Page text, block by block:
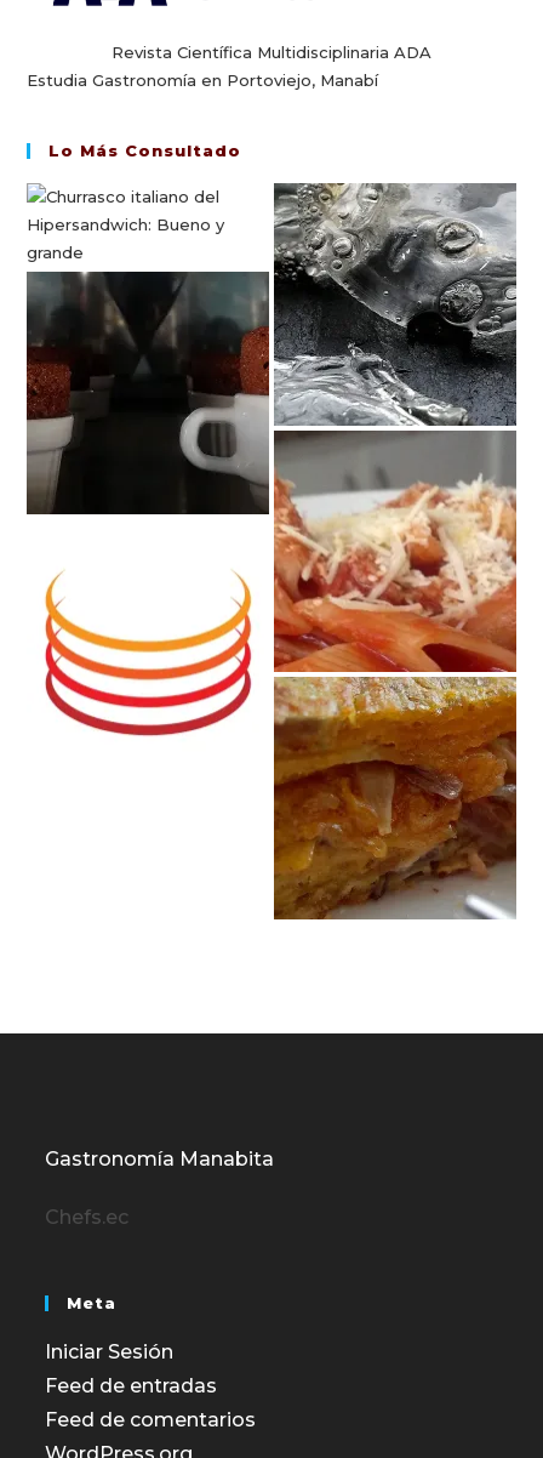
Revista Científica Multidisciplinaria ADA
Estudia Gastronomía en Portoviejo, Manabí
Lo Más Consultado
Gastronomía Manabita
Chefs.ec
Meta
Iniciar Sesión
Feed de entradas
Feed de comentarios